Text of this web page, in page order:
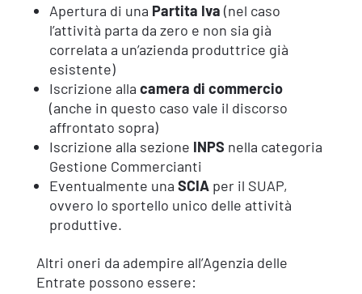
Apertura di una Partita Iva (nel caso
l’attività parta da zero e non sia già
correlata a un’azienda produttrice già
esistente)
Iscrizione alla camera di commercio
(anche in questo caso vale il discorso
affrontato sopra)
Iscrizione alla sezione INPS nella categoria
Gestione Commercianti
Eventualmente una SCIAper il SUAP,
ovvero lo sportello unico delle attività
produttive.
Altri oneri da adempire all’Agenzia delle
Entrate possono essere: